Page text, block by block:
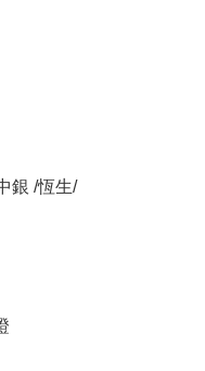
銀 /恆生/